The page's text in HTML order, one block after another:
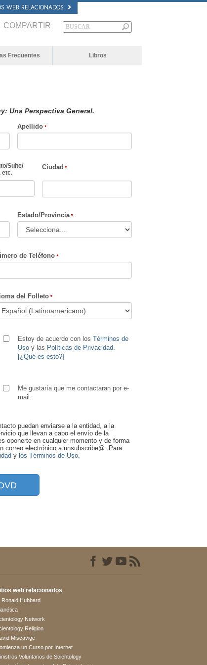
WEB RELACIONADOS
COMPARTIR
Frecuentes Libros
Una Perspectiva General.
Apellido
/Suite/
etc.
Ciudad
Estado/Provincia
de Teléfono
del Folleto
Estoy de acuerdo con losTérminos de
Uso y las Políticas de Privacidad.
[¿Qué es esto?]
Me gustaría que me contactaran por e-
mail.
puedan enviarse a la entidad, a la
que llevan a cabo el envío de la
oponerte en cualquier momento y de forma
correo electrónico a unsubscribe@. Para
y los Términos de Uso.
web relacionados
Ronald Hubbard
Network
Religion
Miscavige
un Curso por Internet
Voluntarios de Scientology